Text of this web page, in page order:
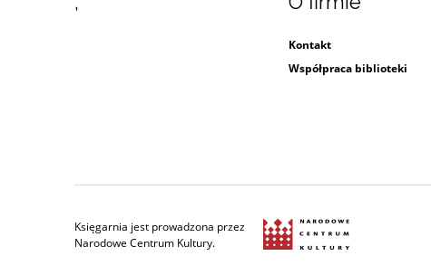
Kontakt
Współpraca biblioteki
Księgarnia jest prowadzona przez
Narodowe Centrum Kultury.